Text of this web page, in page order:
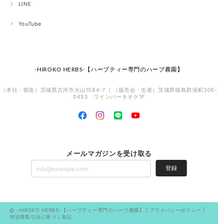
LINE
YouTube
-HIROKO HERBS-【ハーブティー専門のハーブ農園】
（本社・製造）茨城県古河市大山1584-7 ｜（販売会・生産）茨城県猿島郡境町306-
0433 ワインバーキオケ1F
メールマガジンを受け取る
登録
-HIROKO HERBS-【ハーブティー専門のハーブ農園】 | プライバシーポリシー
特定商取引法に基づく表記